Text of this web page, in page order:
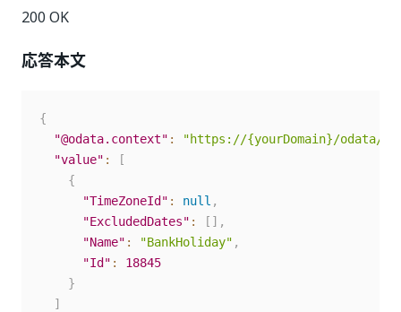
200 OK
応答本文
{
"@odata.context" :
"https://{yourDomain}/odata/
"value" :
[
{
"TimeZoneId" : null ,
"ExcludedDates" : [ ] ,
"Name" : "BankHoliday" ,
"Id" :
18845
}
]